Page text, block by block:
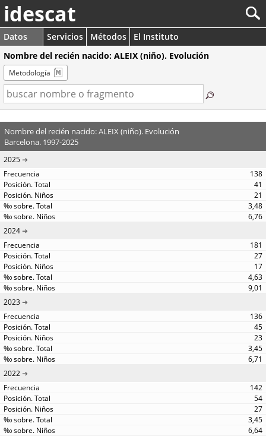
idescat
Datos Servicios Métodos
El Instituto
Nombre del recién nacido: ALEIX (niño). Evolución
Metodología
Nombre del recién nacido: ALEIX (niño). Evolución
Barcelona. 1997-2025
2025
138
41
21
3,48
6,76
2024
181
27
17
4,63
9,01
2023
136
45
23
3,45
6,71
2022
142
54
27
3,45
6,64